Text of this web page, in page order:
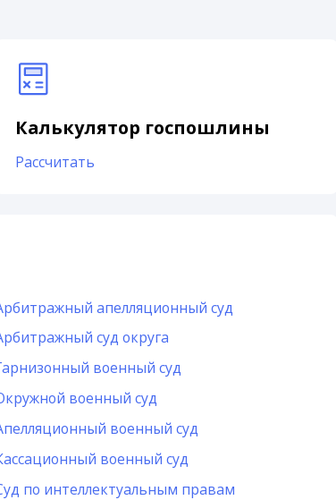
Калькулятор госпошлины
Рассчитать
апелляционный суд
суд округа
военный суд
военный суд
военный суд
военный суд
по интеллектуальным правам